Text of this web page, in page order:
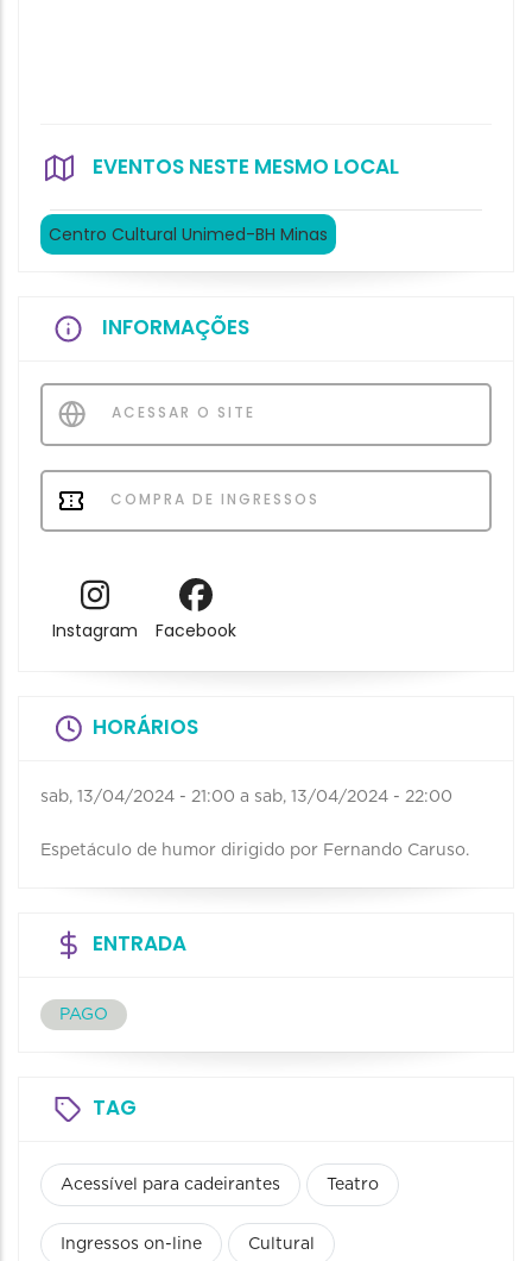
EVENTOS NESTE MESMO LOCAL
Centro Cultural Unimed-BH Minas
INFORMAÇÕES
ACESSAR O SITE
COMPRA DE INGRESSOS
Instagram Facebook
HORÁRIOS
sab, 13/04/2024 - 21:00 a sab, 13/04/2024 - 22:00
Espetáculo de humor dirigido por Fernando Caruso.
ENTRADA
PAGO
TAG
Acessível para cadeirantes Teatro
Ingressos on-line Cultural